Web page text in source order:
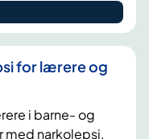
for lærere og
i barne- og
med narkolepsi,